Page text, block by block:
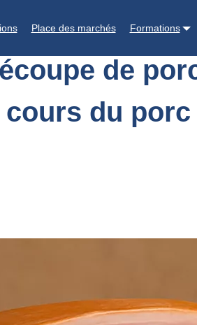
Place des marchés Formations
de
cours du porc